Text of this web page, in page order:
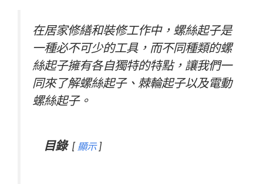
在居家修繕和裝修工作中，螺絲起子是
一種必不可少的工具，而不同種類的螺
絲起子擁有各自獨特的特點，讓我們一
同來了解螺絲起子、棘輪起子以及電動
螺絲起子。
目錄 顯示